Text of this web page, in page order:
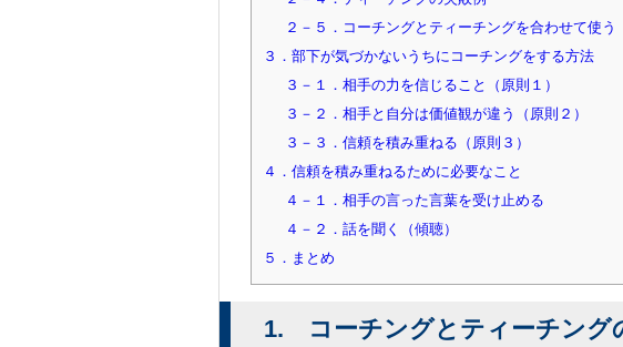
２－５．コーチングとティーチングを合わせて使う
３．部下が気づかないうちにコーチングをする方法
３－１．相手の力を信じること（原則１）
３－２．相手と自分は価値観が違う（原則２）
３－３．信頼を積み重ねる（原則３）
４．信頼を積み重ねるために必要なこと
４－１．相手の言った言葉を受け止める
４－２．話を聞く（傾聴）
５．まとめ
1. コーチングとティーチング